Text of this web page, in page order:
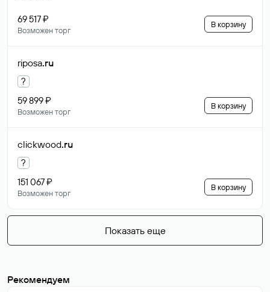
69 517 ₽
Возможен торг
В корзину
riposa.ru
?
59 899 ₽
Возможен торг
В корзину
clickwood.ru
?
151 067 ₽
Возможен торг
В корзину
Показать еще
Рекомендуем